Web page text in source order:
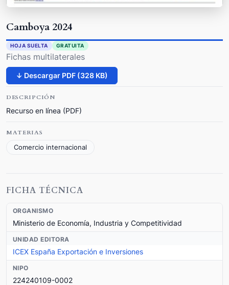
Camboya 2024
HOJA SUELTA GRATUITA
Fichas multilaterales
↓ Descargar PDF (328 KB)
DESCRIPCIÓN
Recurso en línea (PDF)
MATERIAS
Comercio internacional
FICHA TÉCNICA
ORGANISMO
Ministerio de Economía, Industria y Competitividad
UNIDAD EDITORA
ICEX España Exportación e Inversiones
NIPO
224240109-0002